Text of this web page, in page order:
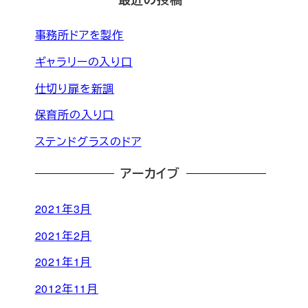
事務所ドアを製作
ギャラリーの入り口
仕切り扉を新調
保育所の入り口
ステンドグラスのドア
アーカイブ
2021年3月
2021年2月
2021年1月
2012年11月